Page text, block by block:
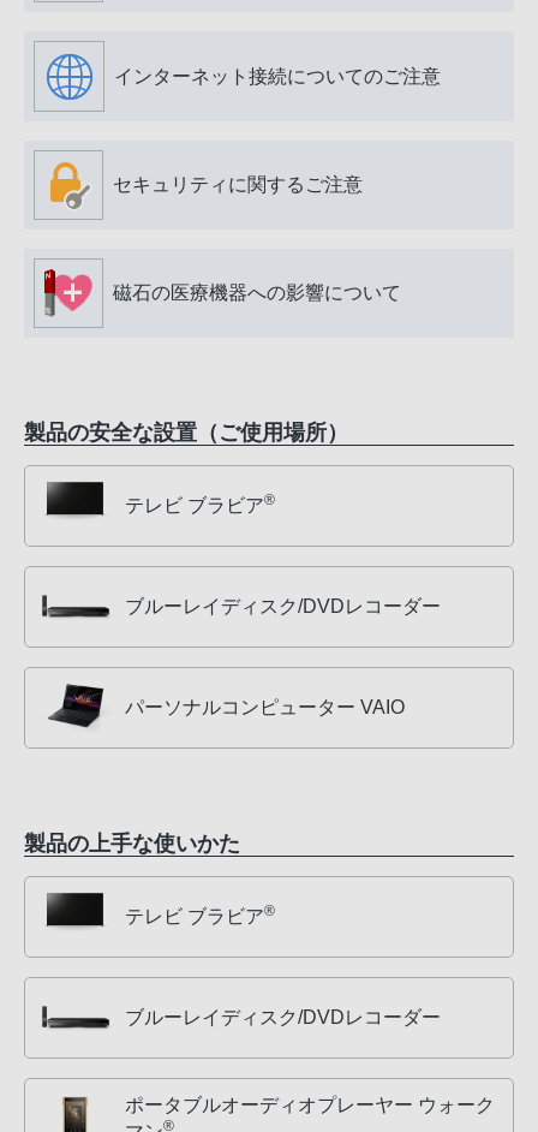
インターネット接続についてのご注意
セキュリティに関するご注意
磁石の医療機器への影響について
製品の安全な設置（ご使用場所）
テレビ ブラビア®
ブルーレイディスク/DVDレコーダー
パーソナルコンピューター VAIO
製品の上手な使いかた
テレビ ブラビア®
ブルーレイディスク/DVDレコーダー
ポータブルオーディオプレーヤー ウォーク
®